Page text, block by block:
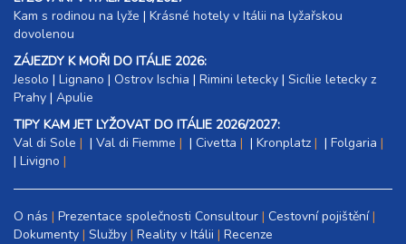
Kam s rodinou na lyže |​ Krásné hotely v Itálii na lyžařskou
dovolenou
ZÁJEZDY K MOŘI DO ITÁLIE 2026:
Jesolo | Lignano | Ostrov Ischia | Rimini letecky | Sicílie letecky z
Prahy | Apulie
TIPY KAM JET LYŽOVAT DO ITÁLIE 2026/2027:
Val di Sole
| Val di Fiemme | Civetta | Kronplatz | Folgaria
| Livigno
O nás Prezentace společnosti Consultour Cestovní pojištění
Dokumenty Služby Reality v Itálii Recenze